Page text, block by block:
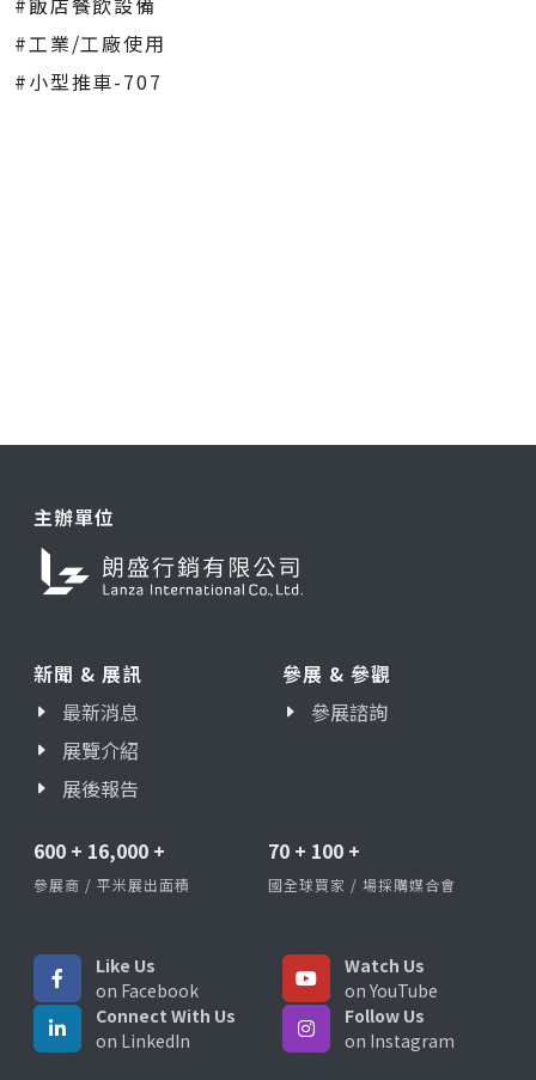
#工業/工廠使用
#小型推車-707
主辦單位
新聞 & 展訊
最新消息
展覽介紹
展後報告
參展 & 參觀
參展諮詢
600 + 16,000 +
參展商 / 平米展出面積
70 + 100 +
國全球買家 / 場採購媒合會
Like Us
on Facebook
Watch Us
on YouTube
Connect With Us
on LinkedIn
Follow Us
on Instagram